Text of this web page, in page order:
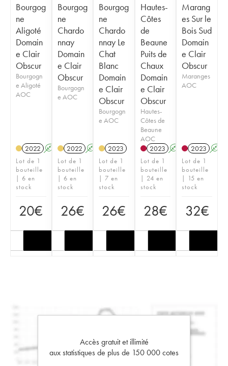
Bourgog
ne
Aligoté
Domain
e Clair
Obscur
Bourgogn
e Aligoté
AOC
2022 A K
Lot de 1
bouteille
| 6 en
stock
20€
Bourgog
ne
Chardo
nnay
Domain
e Clair
Obscur
Bourgogn
e AOC
2022 A K
Lot de 1
bouteille
| 6 en
stock
26€
Bourgog
ne
Chardo
nnay Le
Chat
Blanc
Domain
e Clair
Obscur
Bourgogn
e AOC
2023
Lot de 1
bouteille
| 7 en
stock
26€
Hautes-
Côtes
de
Beaune
Puits de
Chaux
Domain
e Clair
Obscur
Hautes-
Côtes de
Beaune
AOC
2023 A K
Lot de 1
bouteille
| 24 en
stock
28€
Marang
es Sur le
Bois Sud
Domain
e Clair
Obscur
Maranges
AOC
2023 A
Lot de 1
bouteille
| 15 en
stock
32€
Accès gratuit et illimité
aux statistiques de plus de 150 000 cotes